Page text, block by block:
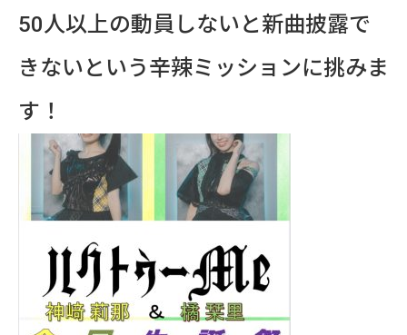
50人以上の動員しないと新曲披露で
きないという辛辣ミッションに挑みま
す！